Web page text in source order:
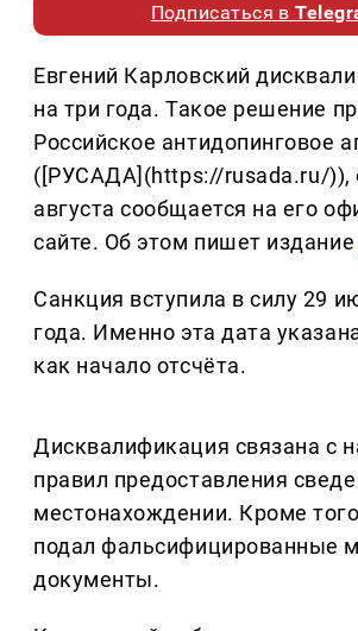
Подписаться в
Евгений Карловский
на три года. Такое решение
Российское антидопинговое
([РУСАДА](https://rusada.ru/)),
августа сообщается на его
сайте. Об этом пишет издание
Санкция вступила в силу 29
года. Именно эта дата
как начало отсчёта.
Дисквалификация связана с
правил предоставления
местонахождении. Кроме
подал фальсифицированные
документы.